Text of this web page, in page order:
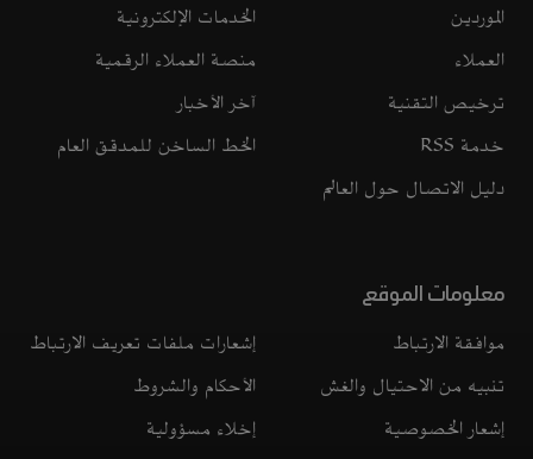
الموردين
الخدمات الإلكترونية
العملاء
منصة العملاء الرقمية
ترخيص التقنية
آخر الأخبار
خدمة RSS
الخط الساخن للمدقق العام
دليل الاتصال حول العالم
معلومات الموقع
موافقة الارتباط
إشعارات ملفات تعريف الارتباط
تنبيه من الاحتيال والغش
الأحكام والشروط
إشعار الخصوصية
إخلاء مسؤولية